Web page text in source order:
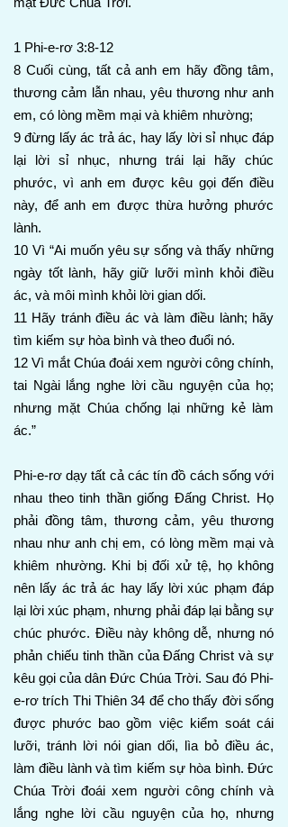
1 Phi-e-rơ 3:8-12
8 Cuối cùng, tất cả anh em hãy đồng tâm,
thương cảm lẫn nhau, yêu thương như anh
em, có lòng mềm mại và khiêm nhường;
9 đừng lấy ác trả ác, hay lấy lời sỉ nhục đáp
lại lời sỉ nhục, nhưng trái lại hãy chúc
phước, vì anh em được kêu gọi đến điều
này, để anh em được thừa hưởng phước
lành.
10 Vì “Ai muốn yêu sự sống và thấy những
ngày tốt lành, hãy giữ lưỡi mình khỏi điều
ác, và môi mình khỏi lời gian dối.
11 Hãy tránh điều ác và làm điều lành; hãy
tìm kiếm sự hòa bình và theo đuổi nó.
12 Vì mắt Chúa đoái xem người công chính,
tai Ngài lắng nghe lời cầu nguyện của họ;
nhưng mặt Chúa chống lại những kẻ làm
ác.”
Phi-e-rơ dạy tất cả các tín đồ cách sống với
nhau theo tinh thần giống Đấng Christ. Họ
phải đồng tâm, thương cảm, yêu thương
nhau như anh chị em, có lòng mềm mại và
khiêm nhường. Khi bị đối xử tệ, họ không
nên lấy ác trả ác hay lấy lời xúc phạm đáp
lại lời xúc phạm, nhưng phải đáp lại bằng sự
chúc phước. Điều này không dễ, nhưng nó
phản chiếu tinh thần của Đấng Christ và sự
kêu gọi của dân Đức Chúa Trời. Sau đó Phi-
e-rơ trích Thi Thiên 34 để cho thấy đời sống
được phước bao gồm việc kiểm soát cái
lưỡi, tránh lời nói gian dối, lìa bỏ điều ác,
làm điều lành và tìm kiếm sự hòa bình. Đức
Chúa Trời đoái xem người công chính và
lắng nghe lời cầu nguyện của họ, nhưng